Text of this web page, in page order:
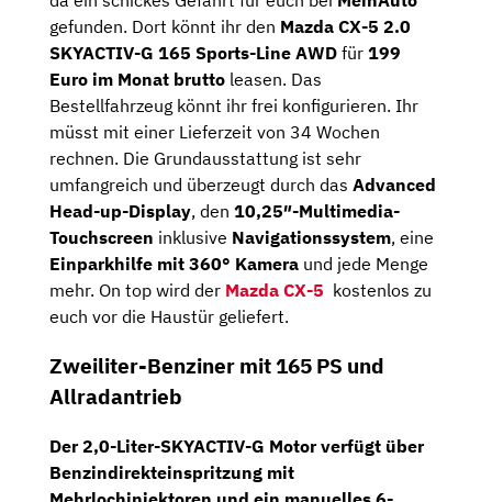
gefunden. Dort könnt ihr den Mazda CX-5 2.0
SKYACTIV-G 165 Sports-Line AWD für 199
Euro im Monat brutto leasen. Das
Bestellfahrzeug könnt ihr frei konfigurieren. Ihr
müsst mit einer Lieferzeit von 34 Wochen
rechnen. Die Grundausstattung ist sehr
umfangreich und überzeugt durch das Advanced
Head-up-Display, den 10,25″-Multimedia-
Touchscreen inklusive Navigationssystem, eine
Einparkhilfe mit 360° Kamera und jede Menge
mehr. On top wird der Mazda CX-5 kostenlos zu
euch vor die Haustür geliefert.
Zweiliter-Benziner mit 165 PS und
Allradantrieb
Der2,0-Liter-SKYACTIV-G Motor verfügt über
Benzindirekteinspritzung mit